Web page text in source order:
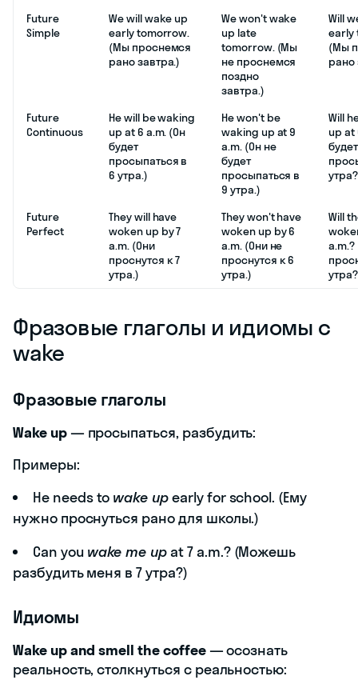
Future
Simple
We will wake up
early tomorrow.
(Мы проснемся
рано завтра.)
We won't wake
up late
tomorrow. (Мы
не проснемся
поздно
завтра.)
Will
early
(Мы
рано
Future
Continuous
He will be waking
up at 6 a.m. (Он
будет
просыпаться в
6 утра.)
He won't be
waking up at 9
a.m. (Он не
будет
просыпаться в
9 утра.)
Will
up at
будет
Future
Perfect
They will have
woken up by 7
a.m. (Они
проснутся к 7
утра.)
They won't have
woken up by 6
a.m. (Они не
проснутся к 6
утра.)
Will
Фразовые глаголы и идиомы с
wake
Фразовые глаголы
Wake up— просыпаться, разбудить:
Примеры:
He needs to wake upearly for school. (Ему
нужно проснуться рано для школы.)
Can you wake me upat 7 a.m.? (Можешь
разбудить меня в 7 утра?)
Идиомы
Wake up and smell the coffee— осознать
реальность, столкнуться с реальностью: